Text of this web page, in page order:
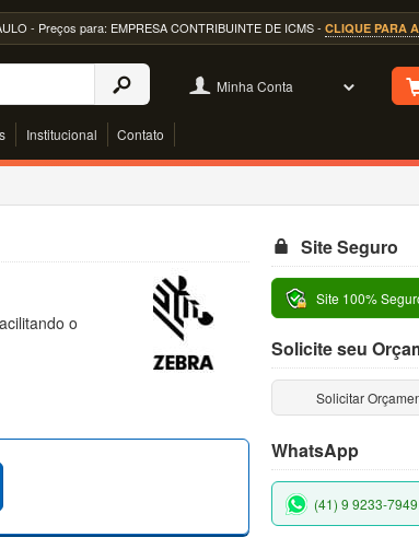
- Preços para: EMPRESA CONTRIBUINTE DE ICMS - CLIQUE PARA
Minha Conta
Institucional Contato
Site Seguro
Site 100%
Solicite seu
Solicitar
WhatsApp
(41) 9 9233-7949
o